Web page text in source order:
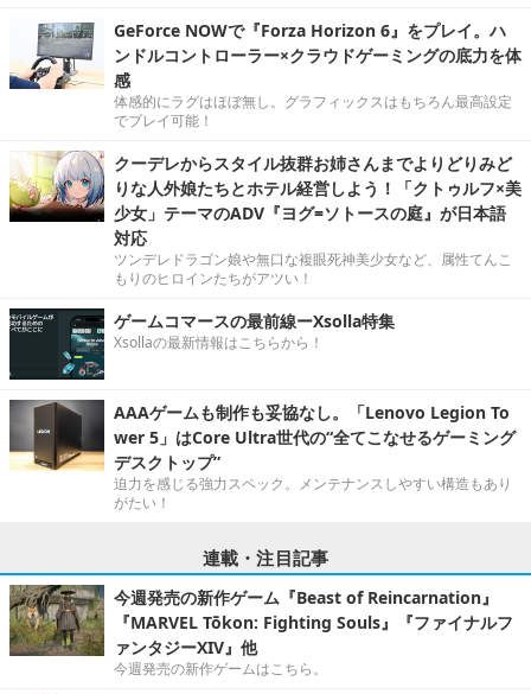
GeForce NOWで『Forza Horizon 6』をプレイ。ハ
ンドルコントローラー×クラウドゲーミングの底力を体
感
体感的にラグはほぼ無し。グラフィックスはもちろん最高設定
でプレイ可能！
クーデレからスタイル抜群お姉さんまでよりどりみど
りな人外娘たちとホテル経営しよう！「クトゥルフ×美
少女」テーマのADV『ヨグ=ソトースの庭』が日本語
対応
ツンデレドラゴン娘や無口な複眼死神美少女など、属性てんこ
もりのヒロインたちがアツい！
ゲームコマースの最前線ーXsolla特集
Xsollaの最新情報はこちらから！
AAAゲームも制作も妥協なし。「Lenovo Legion To
wer 5」はCore Ultra世代の“全てこなせるゲーミング
デスクトップ”
迫力を感じる強力スペック。メンテナンスしやすい構造もあり
がたい！
連載・注目記事
今週発売の新作ゲーム『Beast of Reincarnation』
『MARVEL Tōkon: Fighting Souls』『ファイナルフ
ァンタジーXIV』他
今週発売の新作ゲームはこちら。